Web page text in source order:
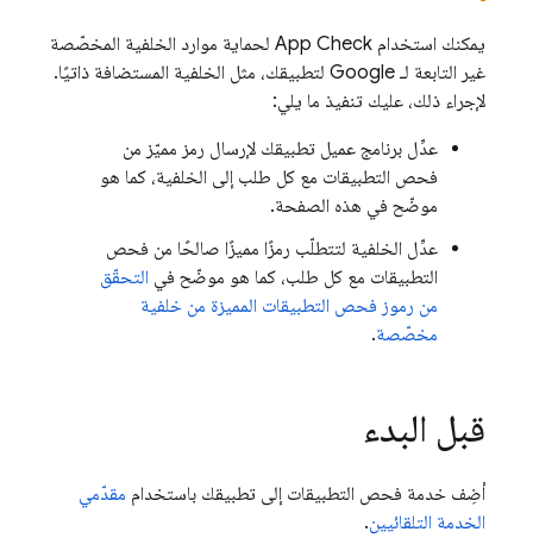
يمكنك استخدام App Check لحماية موارد الخلفية المخصّصة
غير التابعة لـ Google لتطبيقك، مثل الخلفية المستضافة ذاتيًا.
لإجراء ذلك، عليك تنفيذ ما يلي:
عدِّل برنامج عميل تطبيقك لإرسال رمز مميّز من
فحص التطبيقات مع كل طلب إلى الخلفية، كما هو
موضّح في هذه الصفحة.
عدِّل الخلفية لتتطلّب رمزًا مميزًا صالحًا من فحص
التطبيقات مع كل طلب، كما هو موضّح في التحقّق
من رموز فحص التطبيقات المميزة من خلفية
مخصّصة.
قبل البدء
أضِف خدمة فحص التطبيقات إلى تطبيقك باستخدام مقدّمي
الخدمة التلقائيين.